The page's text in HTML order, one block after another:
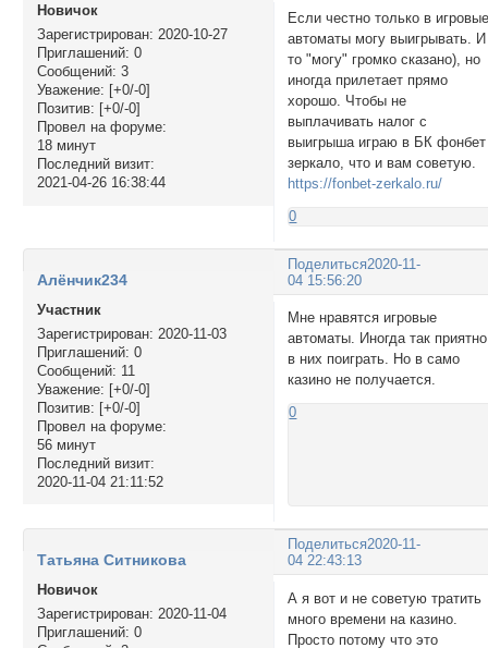
Новичок
Зарегистрирован: 2020-10-27
Приглашений: 0
Сообщений: 3
Уважение: [+0/-0]
Позитив: [+0/-0]
Провел на форуме:
18 минут
Последний визит:
2021-04-26 16:38:44
Если честно только в
автоматы могу выигрывать. И
то "могу" громко сказано), но
иногда прилетает прямо
хорошо. Чтобы не
выплачивать налог с
выигрыша играю в БК фонбет
зеркало, что и вам советую.
https://fonbet-zerkalo.ru/
0
Поделиться2020-11-
04 15:56:20
Алёнчик234
Участник
Зарегистрирован: 2020-11-03
Приглашений: 0
Сообщений: 11
Уважение: [+0/-0]
Позитив: [+0/-0]
Провел на форуме:
56 минут
Последний визит:
2020-11-04 21:11:52
Мне нравятся игровые
автоматы. Иногда так приятно
в них поиграть. Но в само
казино не получается.
0
Поделиться2020-11-
04 22:43:13
Татьяна Ситникова
Новичок
Зарегистрирован: 2020-11-04
Приглашений: 0
А я вот и не советую тратить
много времени на казино.
Просто потому что это